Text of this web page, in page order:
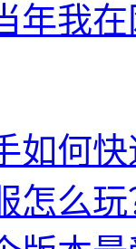
年我
如何
怎么